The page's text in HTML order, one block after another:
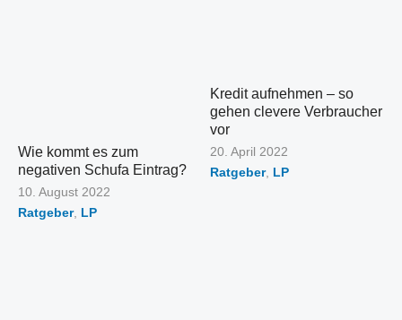
Wie kommt es zum
negativen Schufa Eintrag?
Veröffentlicht
am
10. August 2022
Ratgeber, LP
Kredit aufnehmen – so
gehen clevere Verbraucher
vor
Veröffentlicht
am
20. April 2022
Ratgeber, LP